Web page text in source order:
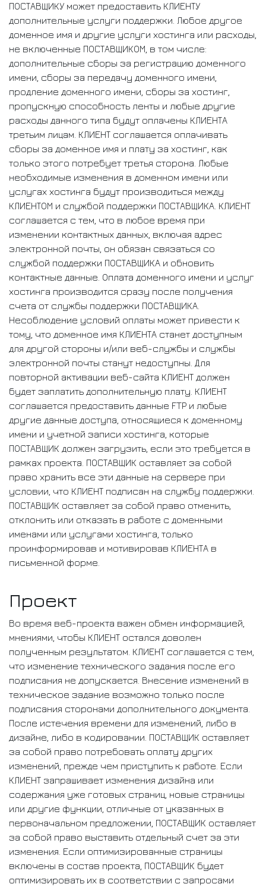
ПОСТАВЩИКУ может предоставить КЛИЕНТУ
дополнительные услуги поддержки. Любое другое
доменное имя и другие услуги хостинга или расходы,
не включенные ПОСТАВЩИКОМ, в том числе:
дополнительные сборы за регистрацию доменного
имени, сборы за передачу доменного имени,
продление доменного имени, сборы за хостинг,
пропускную способность ленты и любые другие
расходы данного типа будут оплачены КЛИЕНТА
третьим лицам. КЛИЕНТ соглашается оплачивать
сборы за доменное имя и плату за хостинг, как
только этого потребует третья сторона. Любые
необходимые изменения в доменном имени или
услугах хостинга будут производиться между
КЛИЕНТОМ и службой поддержки ПОСТАВЩИКА. КЛИЕНТ
соглашается с тем, что в любое время при
изменении контактных данных, включая адрес
электронной почты, он обязан связаться со
службой поддержки ПОСТАВЩИКА и обновить
контактные данные. Оплата доменного имени и услуг
хостинга производится сразу после получения
счета от службы поддержки ПОСТАВЩИКА.
Несоблюдение условий оплаты может привести к
тому, что доменное имя КЛИЕНТА станет доступным
для другой стороны и/или веб-службы и службы
электронной почты станут недоступны. Для
повторной активации веб-сайта КЛИЕНТ должен
будет заплатить дополнительную плату. КЛИЕНТ
соглашается предоставить данные FTP и любые
другие данные доступа, относящиеся к доменному
имени и учетной записи хостинга, которые
ПОСТАВЩИК должен загрузить, если это требуется в
рамках проекта. ПОСТАВЩИК оставляет за собой
право хранить все эти данные на сервере при
условии, что КЛИЕНТ подписан на службу поддержки.
ПОСТАВЩИК оставляет за собой право отменить,
отклонить или отказать в работе с доменными
именами или услугами хостинга, только
проинформировав и мотивировав КЛИЕНТА в
письменной форме.
Проект
Во время веб-проекта важен обмен информацией,
мнениями, чтобы КЛИЕНТ остался доволен
полученным результатом. КЛИЕНТ соглашается с тем,
что изменение технического задания после его
подписания не допускается. Внесение изменений в
техническое задание возможно только после
подписания сторонами дополнительного документа.
После истечения времени для изменений, либо в
дизайне, либо в кодировании. ПОСТАВЩИК оставляет
за собой право потребовать оплату других
изменений, прежде чем приступить к работе. Если
КЛИЕНТ запрашивает изменения дизайна или
содержания уже готовых страниц, новые страницы
или другие функции, отличные от указанных в
первоначальном предложении, ПОСТАВЩИК оставляет
за собой право выставить отдельный счет за эти
изменения. Если оптимизированные страницы
включены в состав проекта, ПОСТАВЩИК будет
оптимизировать их в соответствии с запросами